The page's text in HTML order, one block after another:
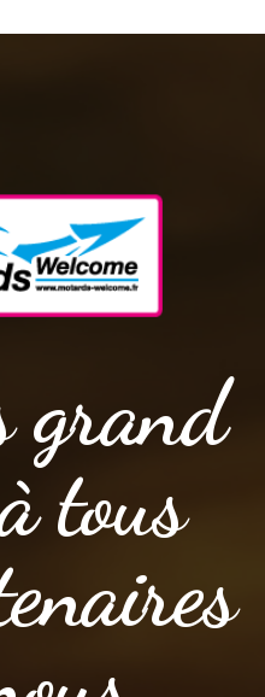
grand
tous